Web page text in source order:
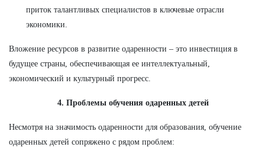
приток талантливых специалистов в ключевые отрасли
экономики.
Вложение ресурсов в развитие одаренности – это инвестиция в
будущее страны, обеспечивающая ее интеллектуальный,
экономический и культурный прогресс.
4. Проблемы обучения одаренных детей
Несмотря на значимость одаренности для образования, обучение
одаренных детей сопряжено с рядом проблем: